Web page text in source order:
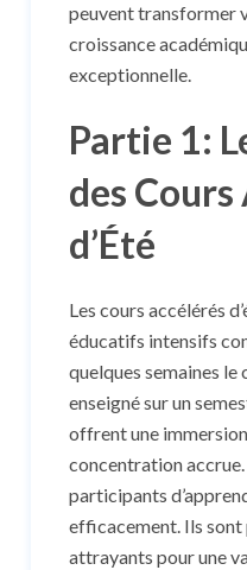
peuvent transformer
croissance
exceptionnelle.
Partie 1:
des
d’Été
Les cours accélérés
éducatifs intensifs
quelques semaines
enseigné sur un
offrent une
concentration
participants
efficacement. Ils
attrayants pour une